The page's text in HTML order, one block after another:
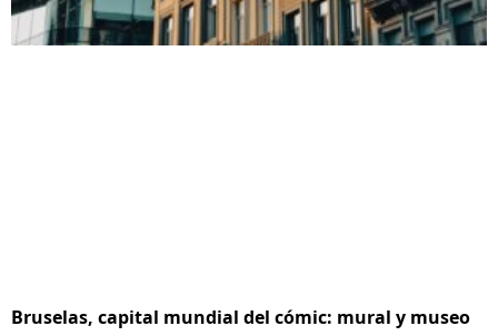
Bruselas, capital mundial del cómic: mural y museo